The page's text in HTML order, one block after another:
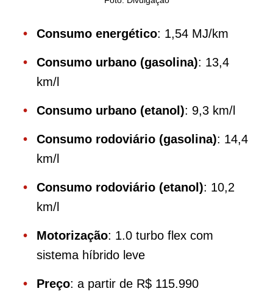
Consumo energético: 1,54 MJ/km
Consumo urbano (gasolina): 13,4
km/l
Consumo urbano (etanol): 9,3 km/l
Consumo rodoviário (gasolina): 14,4
km/l
Consumo rodoviário (etanol): 10,2
km/l
Motorização: 1.0 turbo flex com
sistema híbrido leve
Preço: a partir de R$ 115.990